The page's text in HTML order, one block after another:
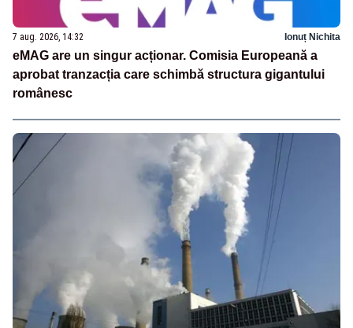
7 aug. 2026, 14:32 Ionuț Nichita
eMAG are un singur acționar. Comisia Europeană a
aprobat tranzacția care schimbă structura gigantului
românesc